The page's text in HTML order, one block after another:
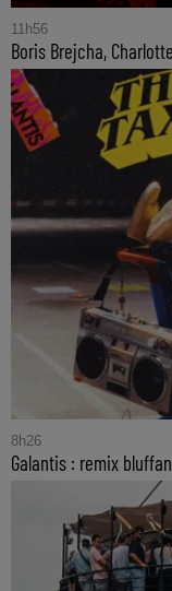
11h56
Boris Brejcha,
8h26
Galantis : remix